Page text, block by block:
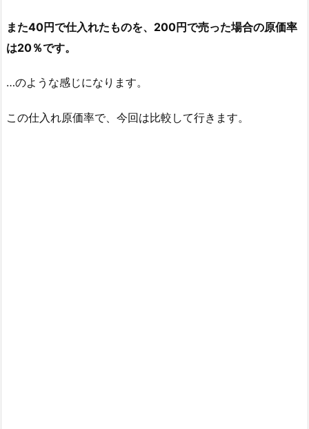
また40円で仕入れたものを、200円で売った場合の原価率
は20％です。
…のような感じになります。
この仕入れ原価率で、今回は比較して行きます。